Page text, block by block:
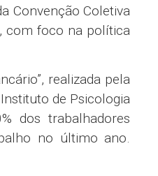
Convenção Coletiva
com foco na política
realizada pela
de Psicologia
dos trabalhadores
no último ano.